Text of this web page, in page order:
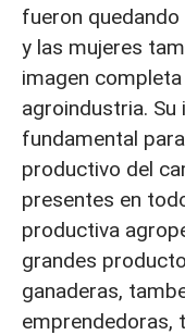
fueron
y las mujeres
imagen
agroindustria. Su
fundamental
productivo del
presentes en
productiva
grandes
ganaderas,
emprendedoras,